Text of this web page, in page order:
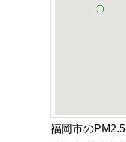
福岡市のPM2.5